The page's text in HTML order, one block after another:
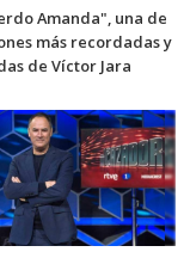
Amanda", una de
más recordadas y
de Víctor Jara